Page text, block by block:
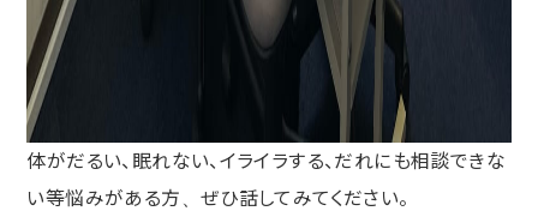
体がだるい、眠れない、イライラする、 だれにも相談できな
い等悩みがある方、ぜひ話してみてください。